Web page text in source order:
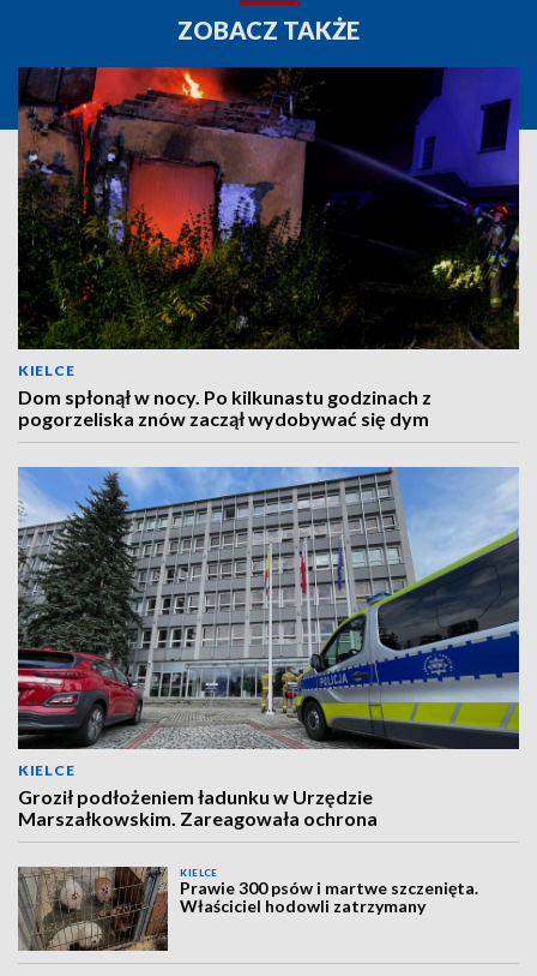
ZOBACZ TAKŻE
KIELCE
Dom spłonął w nocy. Po kilkunastu godzinach z
pogorzeliska znów zaczął wydobywać się dym
KIELCE
Groził podłożeniem ładunku w Urzędzie
Marszałkowskim. Zareagowała ochrona
KIELCE
Prawie 300 psów i martwe szczenięta.
Właściciel hodowli zatrzymany